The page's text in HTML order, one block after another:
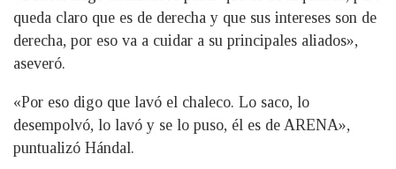
queda claro que es de derecha y que sus intereses son de
derecha, por eso va a cuidar a su principales aliados»,
aseveró.
«Por eso digo que lavó el chaleco. Lo saco, lo
desempolvó, lo lavó y se lo puso, él es de ARENA»,
puntualizó Hándal.